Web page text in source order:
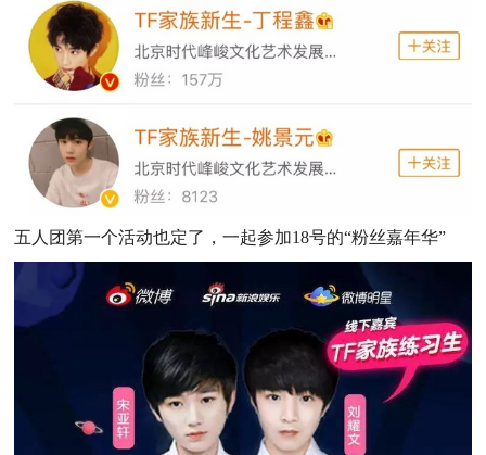
五人团第一个活动也定了，一起参加18号的“粉丝嘉年华”